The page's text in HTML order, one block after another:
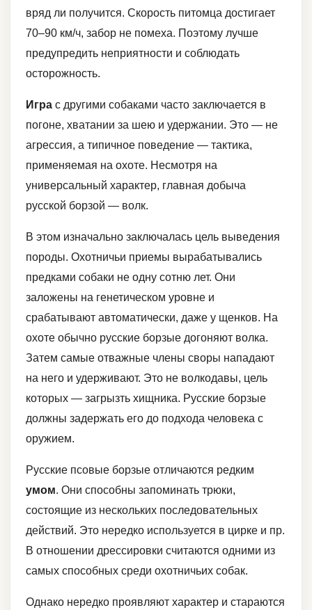
вряд ли получится. Скорость питомца достигает
70–90 км/ч, забор не помеха. Поэтому лучше
предупредить неприятности и соблюдать
осторожность.
Игра с другими собаками часто заключается в
погоне, хватании за шею и удержании. Это — не
агрессия, а типичное поведение — тактика,
применяемая на охоте. Несмотря на
универсальный характер, главная добыча
русской борзой — волк.
В этом изначально заключалась цель выведения
породы. Охотничьи приемы вырабатывались
предками собаки не одну сотню лет. Они
заложены на генетическом уровне и
срабатывают автоматически, даже у щенков. На
охоте обычно русские борзые догоняют волка.
Затем самые отважные члены своры нападают
на него и удерживают. Это не волкодавы, цель
которых — загрызть хищника. Русские борзые
должны задержать его до подхода человека с
оружием.
Русские псовые борзые отличаются редким
умом. Они способны запоминать трюки,
состоящие из нескольких последовательных
действий. Это нередко используется в цирке и пр.
В отношении дрессировки считаются одними из
самых способных среди охотничьих собак.
Однако нередко проявляют характер и стараются